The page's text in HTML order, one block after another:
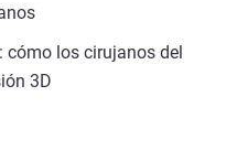
los cirujanos del
3D